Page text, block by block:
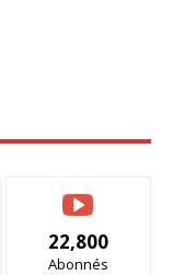
22,800
Abonnés